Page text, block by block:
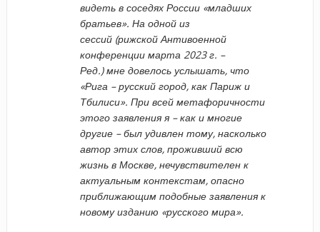
видеть в соседях России «младших
братьев». На одной из
сессий (рижской Антивоенной
конференции марта 2023 г. –
Ред.) мне довелось услышать, что
«Рига – русский город, как Париж и
Тбилиси». При всей метафоричности
этого заявления я – как и многие
другие – был удивлен тому, насколько
автор этих слов, проживший всю
жизнь в Москве, нечувствителен к
актуальным контекстам, опасно
приближающим подобные заявления к
новому изданию «русского мира».